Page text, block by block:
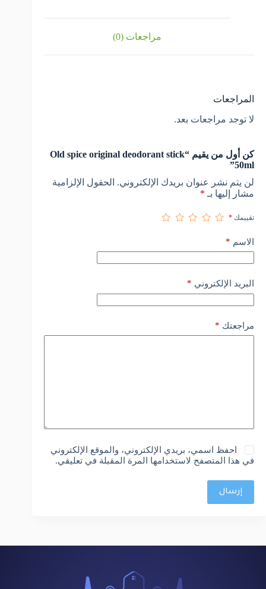
مراجعات (0)
المراجعات
لا توجد مراجعات بعد.
كن أول من يقيم “Old spice original deodorant stick
50ml”
لن يتم نشر عنوان بريدك الإلكتروني. الحقول الإلزامية
مشار إليها بـ *
تقييمك *
الاسم *
البريد الإلكتروني *
مراجعتك *
احفظ اسمي، بريدي الإلكتروني، والموقع الإلكتروني
في هذا المتصفح لاستخدامها المرة المقبلة في تعليقي.
إرسال